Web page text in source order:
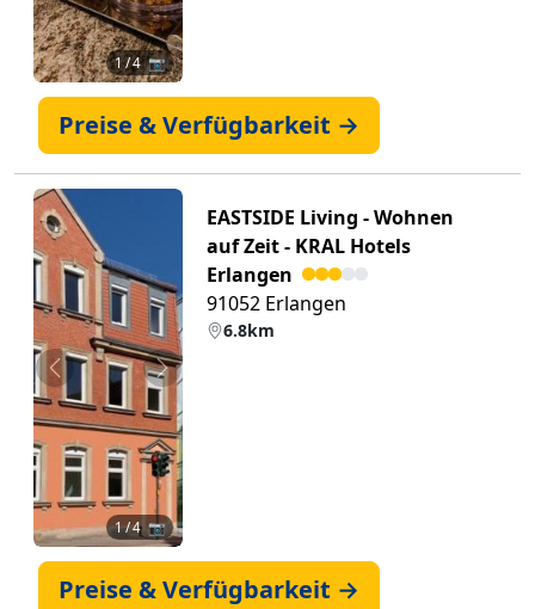
1/ 4 📷
Preise & Verfügbarkeit →
Zurück Weiter
1/ 4 📷
EASTSIDE Living - Wohnen
auf Zeit - KRAL Hotels
Erlangen
91052 Erlangen
6.8km
Preise & Verfügbarkeit →